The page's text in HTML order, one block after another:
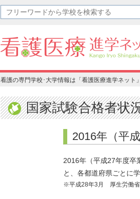
看護の専門学校･大学情報は「看護医療進学ネット」
国家試験合格者状
2016年（平
2016年（平成27年度卒
と、各都道府県ごとに
※平成28年3月 厚生労働省